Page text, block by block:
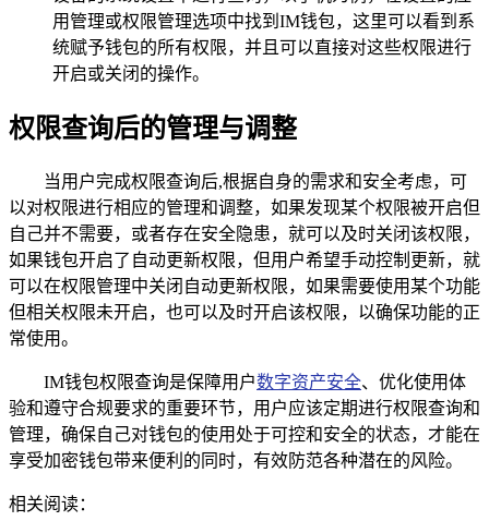
用管理或权限管理选项中找到IM钱包，这里可以看到系
统赋予钱包的所有权限，并且可以直接对这些权限进行
开启或关闭的操作。
权限查询后的管理与调整
当用户完成权限查询后,根据自身的需求和安全考虑，可
以对权限进行相应的管理和调整，如果发现某个权限被开启但
自己并不需要，或者存在安全隐患，就可以及时关闭该权限，
如果钱包开启了自动更新权限，但用户希望手动控制更新，就
可以在权限管理中关闭自动更新权限，如果需要使用某个功能
但相关权限未开启，也可以及时开启该权限，以确保功能的正
常使用。
IM钱包权限查询是保障用户数字资产安全、优化使用体
验和遵守合规要求的重要环节，用户应该定期进行权限查询和
管理，确保自己对钱包的使用处于可控和安全的状态，才能在
享受加密钱包带来便利的同时，有效防范各种潜在的风险。
相关阅读：